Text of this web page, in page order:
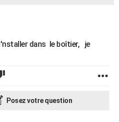
dans le boîtier, je
Posez votre question